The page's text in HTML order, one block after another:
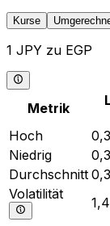
Kurse
1 JPY zu EGP
Metrik
Hoch
Niedrig
Durchschnitt
Volatilität